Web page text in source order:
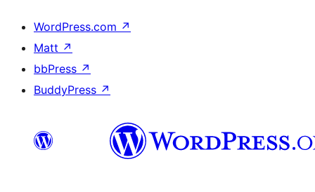
WordPress.com ↗
Matt ↗
bbPress ↗
BuddyPress ↗